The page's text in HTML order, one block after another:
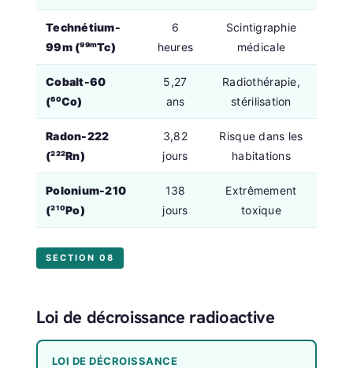
Technétium-
99m (⁹⁹ᵐTc)
6
heures
Scintigraphie
médicale
Cobalt-60
(⁶⁰Co)
5,27
ans
Radiothérapie,
stérilisation
Radon-222
(²²²Rn)
3,82
jours
Risque dans les
habitations
Polonium-210
(²¹⁰Po)
138
jours
Extrêmement
toxique
SECTION 08
Loi de décroissance radioactive
LOI DE DÉCROISSANCE